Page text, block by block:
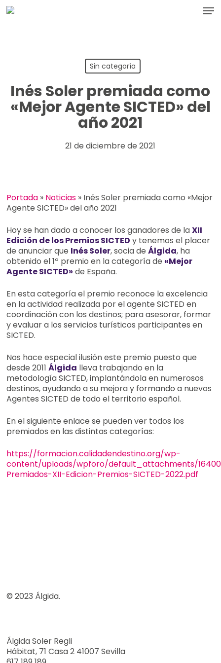
Skip
to
Sin categoría
Inés Soler premiada como
«Mejor Agente SICTED» del
año 2021
21 de diciembre de 2021
Portada » Noticias » Inés Soler premiada como «Mejor
Agente SICTED» del año 2021
Hoy se han dado a conocer los ganadores de laXII
Edición de los Premios SICTED y tenemos el placer
de anunciar que Inés Soler, socia deÁlgida, ha
obtenido el 1º premio en la categoría de «Mejor
Agente SICTED» de España.
En esta categoría el premio reconoce la excelencia
en la actividad realizada por el agente SICTED en
coordinación con los destinos; para asesorar, formar
y evaluar a los servicios turísticos participantes en
SICTED.
Nos hace especial ilusión este premio puesto que
desde 2011Álgida lleva trabajando en la
metodología SICTED, implantándola en numerosos
destinos, ayudando a su mejora y formando a nuevos
Agentes SICTED de todo el territorio español.
En el siguiente enlace se pueden ver todos los
premiados en las distintas categorías:
https://formacion.calidadendestino.org/wp-
content/uploads/wpforo/default_attachments/
Premiados-XII-Edicion-Premios-SICTED-2022.pdf
© 2023 Álgida.
Álgida Soler Regli
Hábitat, 71 Casa 2 41007 Sevilla